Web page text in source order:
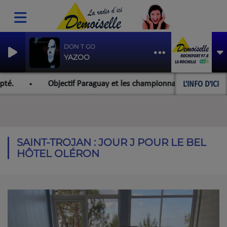
DON T GO
YAZOO
L'INFO D'ICI
Objectif Paraguay et les championnats du monde
SAINT-TROJAN : JOUR J POUR LE BEL
HÔTEL OLÉRON